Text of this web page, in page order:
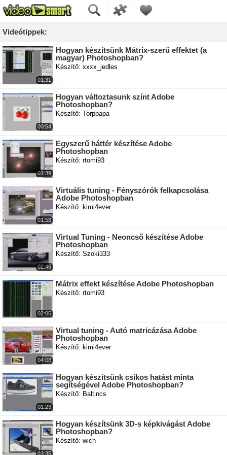
Videótippek:
01:31
Hogyan készítsünk Mátrix-szerű effektet (a
magyar) Photoshopban?
Készítő: xxxx_jedles
00:54
Hogyan változtasunk színt Adobe
Photoshopban?
Készítő: Torppapa
01:39
Egyszerű háttér készítése Adobe
Photoshopban
Készítő: rtomi93
01:58
Virtuális tuning - Fényszórók felkapcsolása
Adobe Photoshopban
Készítő: kimi4ever
02:46
Virtual Tuning - Neoncső készítése Adobe
Photoshopban
Készítő: Szoki333
02:05
Mátrix effekt készítése Adobe Photoshopban
Készítő: rtomi93
04:08
Virtual tuning - Autó matricázása Adobe
Photoshopban
Készítő: kimi4ever
01:23
Hogyan készítsünk csíkos hatást minta
segítségével Adobe Photoshopban?
Készítő: Baltincs
03:35
Hogyan készítsünk 3D-s képkivágást Adobe
Photoshopban?
Készítő: wich